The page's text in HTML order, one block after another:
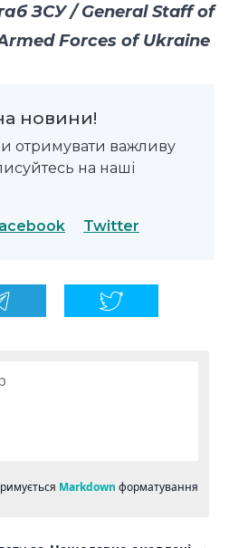
ЗСУ / General Staff of
Forces of Ukraine
новини!
отримувати важливу
на наші
Twitter